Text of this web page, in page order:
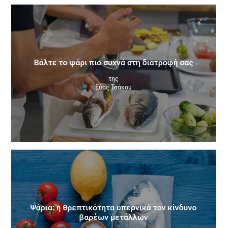
Βάλτε το ψάρι πιο συχνά στη διατροφή σας
της
Εύας Τσάκου
Ψάρια: η θρεπτικότητα υπερνικά τον κίνδυνο
βαρέων μετάλλων